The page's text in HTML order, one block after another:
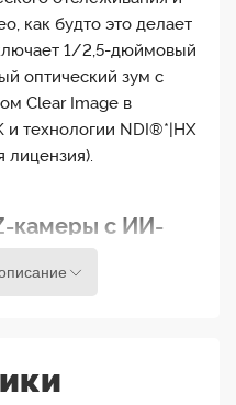
как будто это делает
1/2,5-дюймовый
оптический зум с
Clear Image в
технологии NDI®*|HX
лицензия).
камеры с ИИ-
позы, движения и